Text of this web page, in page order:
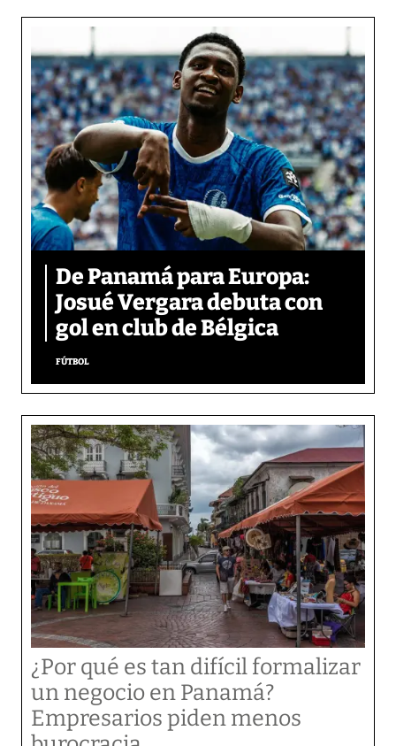
De Panamá para Europa:
Josué Vergara debuta con
gol en club de Bélgica
FÚTBOL
¿Por qué es tan difícil formalizar
un negocio en Panamá?
Empresarios piden menos